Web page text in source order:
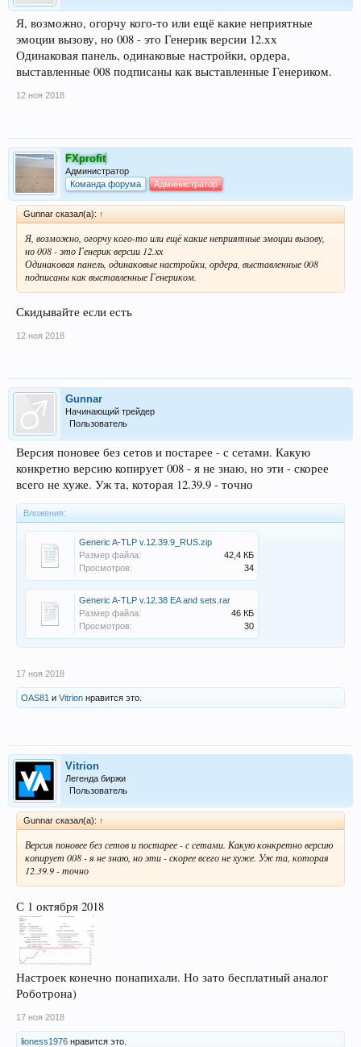
Я, возможно, огорчу кого-то или ещё какие неприятные
эмоции вызову, но 008 - это Генерик версии 12.хх
Одинаковая панель, одинаковые настройки, ордера,
выставленные 008 подписаны как выставленные Генериком.
12 ноя 2018
FXprofit
Администратор
Команда форума
Администратор
Gunnar сказал(а): ↑
Я, возможно, огорчу кого-то или ещё какие неприятные эмоции вызову,
но 008 - это Генерик версии 12.хх
Одинаковая панель, одинаковые настройки, ордера, выставленные 008
подписаны как выставленные Генериком.
Скидывайте если есть
12 ноя 2018
Gunnar
Начинающий трейдер
Пользователь
Версия поновее без сетов и постарее - с сетами. Какую
конкретно версию копирует 008 - я не знаю, но эти - скорее
всего не хуже. Уж та, которая 12.39.9 - точно
Вложения:
Generic A-TLP v.12.39.9_RUS.zip
Размер файла:
42,4 КБ
Просмотров:
34
Generic A-TLP v.12.38 EA and sets.rar
Размер файла:
46 КБ
Просмотров:
30
17 ноя 2018
OAS81 и Vitrion нравится это.
Vitrion
Легенда биржи
Пользователь
Gunnar сказал(а): ↑
Версия поновее без сетов и постарее - с сетами. Какую конкретно версию
копирует 008 - я не знаю, но эти - скорее всего не хуже. Уж та, которая
12.39.9 - точно
С 1 октября 2018
Настроек конечно понапихали. Но зато бесплатный аналог
Роботрона)
17 ноя 2018
lioness1976 нравится это.